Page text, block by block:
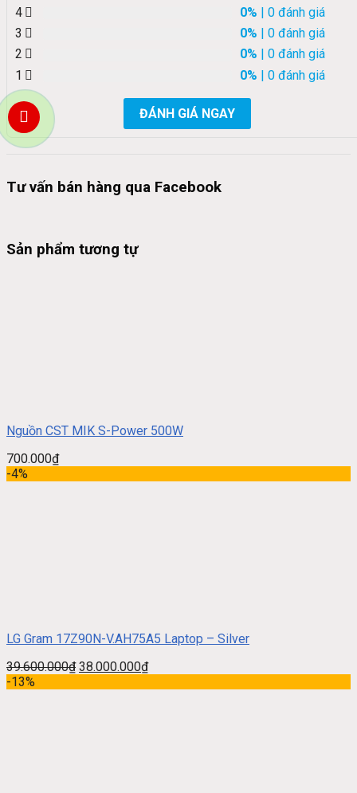
4
0% | 0 đánh giá
3
0% | 0 đánh giá
2
0% | 0 đánh giá
1
0% | 0 đánh giá
ĐÁNH GIÁ NGAY
Tư vấn bán hàng qua Facebook
Sản phẩm tương tự
Nguồn CST MIK S-Power 500W
700.000₫
-4%
LG Gram 17Z90N-V.AH75A5 Laptop – Silver
39.600.000₫ 38.000.000₫
-13%